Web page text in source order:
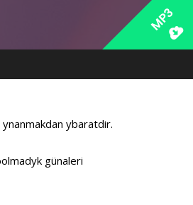
MP3
ybaratdir.
günaleri